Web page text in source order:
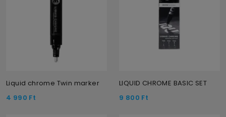
Liquid chrome Twin marker
4 990 Ft
LIQUID CHROME BASIC SET
9 800 Ft